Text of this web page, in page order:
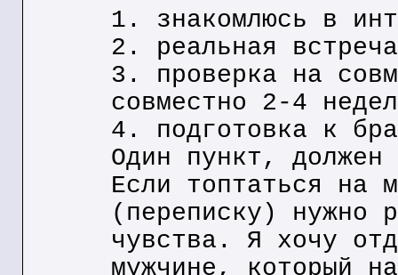
1. знакомлюсь в
2. реальная
3. проверка на
совместно 2-4
4. подготовка к
Один пункт, должен
Если топтаться на
(переписку) нужно
чувства. Я хочу
мужчине, который